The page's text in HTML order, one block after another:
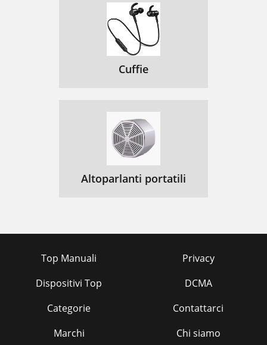
Cuffie
Altoparlanti portatili
Top Manuali
Dispositivi Top
Categorie
Marchi
Privacy
DCMA
Contattarci
Chi siamo